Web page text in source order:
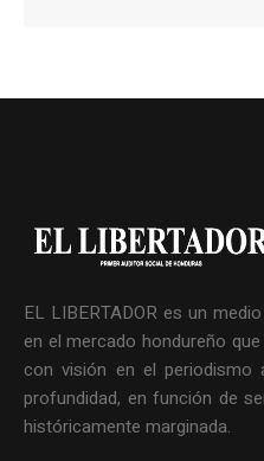
EL LIBERTADOR es un
en el mercado hondureño
con visión en el periodismo
profundidad, en función de
históricamente marginada.